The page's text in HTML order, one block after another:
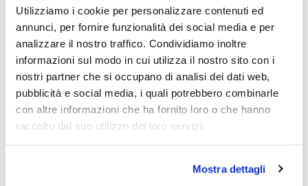
Utilizziamo i cookie per personalizzare contenuti ed
annunci, per fornire funzionalità dei social media e per
analizzare il nostro traffico. Condividiamo inoltre
informazioni sul modo in cui utilizza il nostro sito con i
nostri partner che si occupano di analisi dei dati web,
pubblicità e social media, i quali potrebbero combinarle
con altre informazioni che ha fornito loro o che hanno
raccolto dal suo utilizzo dei loro servizi.
Mostra dettagli
25/4. A voi percio' scegliere che fare. Noi ne
teniamo un pacchetto-che ha un basso
prezzo di carico- per rigiocarci parte
dell'utile. Chi non risica non rosica. E
naturalmente con l'incertezza delle mosse
dei francesi bisogna seguirla un poco e
mantenerne alcune in portafoglio......fosse
pure solo per il ringraziamento per quanto